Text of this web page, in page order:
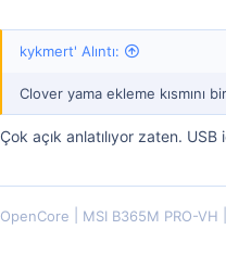
kykmert' Alıntı:
Clover yama ekleme kısmını
Çok açık anlatılıyor zaten.
OpenCore MSI B365M PRO-VH